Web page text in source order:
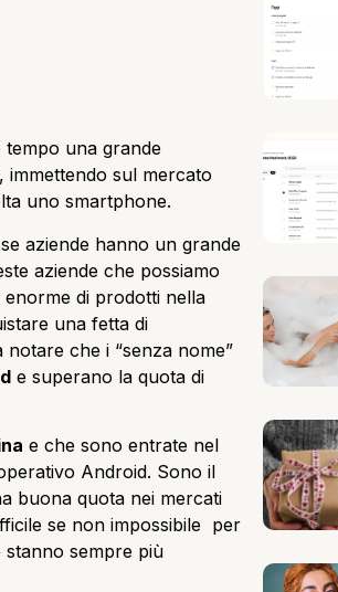
una grande
immettendo sul mercato
uno smartphone.
aziende hanno un grande
aziende che possiamo
di prodotti nella
una fetta di
notare che i “senza nome”
e superano la quota di
e che sono entrate nel
Android. Sono il
buona quota nei mercati
se non impossibile per
stanno sempre più